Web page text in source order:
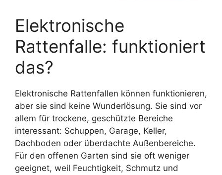
Elektronische
Rattenfalle: funktioniert
das?
Elektronische Rattenfallen können funktionieren,
aber sie sind keine Wunderlösung. Sie sind vor
allem für trockene, geschützte Bereiche
interessant: Schuppen, Garage, Keller,
Dachboden oder überdachte Außenbereiche.
Für den offenen Garten sind sie oft weniger
geeignet, weil Feuchtigkeit, Schmutz und